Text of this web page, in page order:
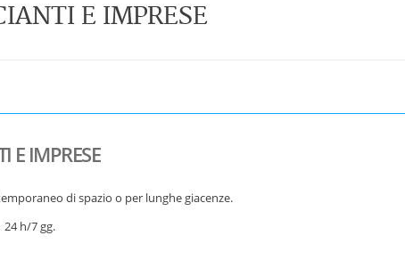
E IMPRESE
E IMPRESE
di spazio o per lunghe giacenze.
h/7 gg.